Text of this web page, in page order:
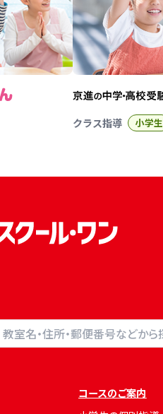
クラス指導 小学生
教室検索
コースのご案内